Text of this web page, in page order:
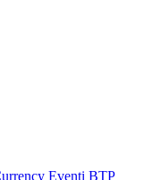
Eventi BTP